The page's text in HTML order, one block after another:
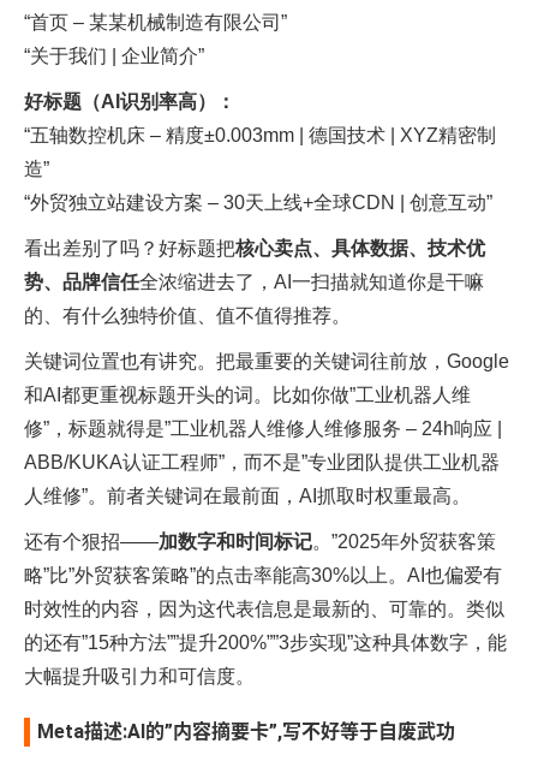
“首页 – 某某机械制造有限公司”
“关于我们 | 企业简介”
好标题（AI识别率高）：
“五轴数控机床 – 精度±0.003mm | 德国技术 | XYZ精密制
造”
“外贸独立站建设方案 – 30天上线+全球CDN | 创意互动”
看出差别了吗？好标题把核心卖点、具体数据、技术优
势、品牌信任全浓缩进去了，AI一扫描就知道你是干嘛
的、有什么独特价值、值不值得推荐。​
关键词位置也有讲究。把最重要的关键词往前放，Google
和AI都更重视标题开头的词。比如你做”工业机器人维
修”，标题就得是”工业机器人维修人维修服务 – 24h响应 |
ABB/KUKA认证工程师”，而不是”专业团队提供工业机器
人维修”。前者关键词在最前面，AI抓取时权重最高。
还有个狠招——加数字和时间标记。”2025年外贸获客策
略”比”外贸获客策略”的点击率能高30%以上。AI也偏爱有
时效性的内容，因为这代表信息是最新的、可靠的。类似
的还有”15种方法””提升200%””3步实现”这种具体数字，能
大幅提升吸引力和可信度。​
Meta描述:AI的”内容摘要卡”,写不好等于自废武功